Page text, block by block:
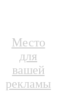
Место
для
вашей
рекламы